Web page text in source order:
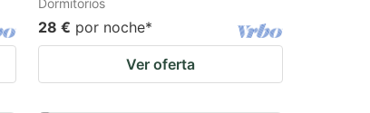
Dormitorios
28 € por noche*
Ver oferta